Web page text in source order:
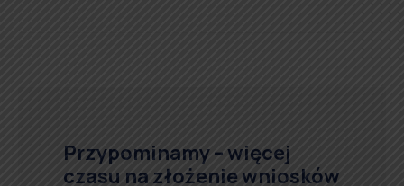
Przypominamy – więcej
czasu na złożenie wniosków